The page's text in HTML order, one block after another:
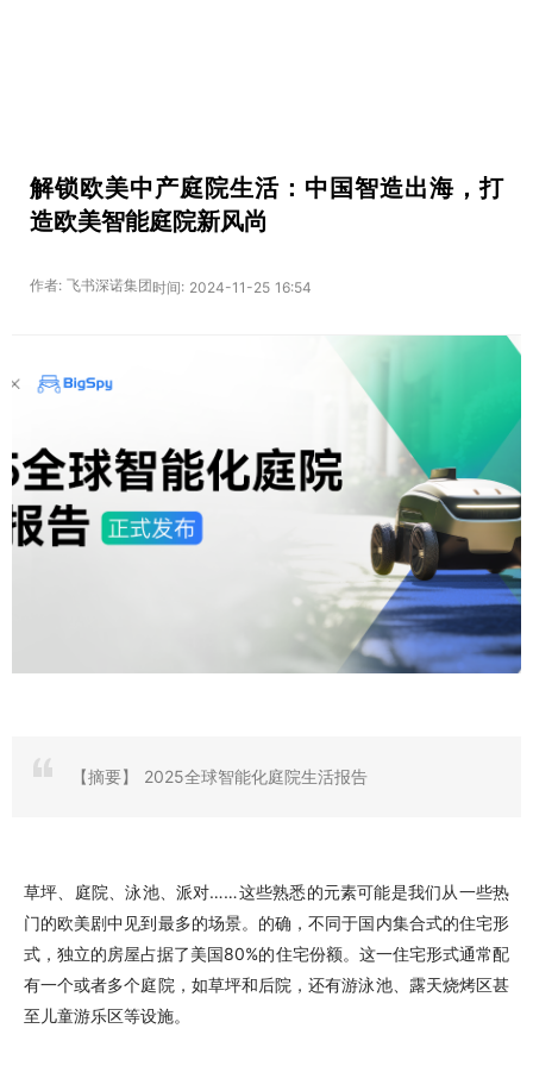
解锁欧美中产庭院生活：中国智造出海，打
造欧美智能庭院新风尚
作者: 飞书深诺集团时间: 2024-11-25 16:54
【摘要】 2025全球智能化庭院生活报告
草坪、庭院、泳池、派对……这些熟悉的元素可能是我们从一些热
门的欧美剧中见到最多的场景。的确，不同于国内集合式的住宅形
式，独立的房屋占据了美国80%的住宅份额。这一住宅形式通常配
有一个或者多个庭院，如草坪和后院，还有游泳池、露天烧烤区甚
至儿童游乐区等设施。